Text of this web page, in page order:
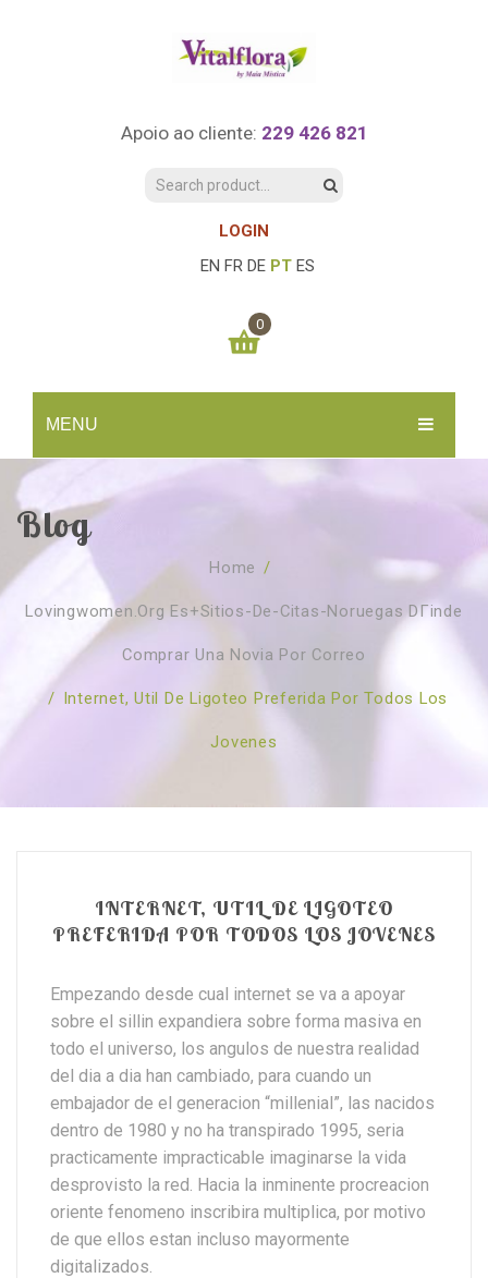
Apoio ao cliente: 229 426 821
LOGIN
EN FR DE PT ES
MENU
SOBRE NÓS
Quem Somos
Revenda
Publicações
Faqs
CURSOS
Agenda
Marcação Online
Florais St. Germain
TESTE ONLINE
CONSULTAS
Florais Sant Germain
SHOP
0
You have no items in your shopping cart
SUBTOTAL: 0.00€
Blog
Home /
Lovingwomen.org Es+sitios-De-Citas-Noruegas DГіnde
Comprar Una Novia Por Correo
/ Internet, Util De Ligoteo Preferida Por Todos Los
Jovenes
INTERNET, UTIL DE LIGOTEO
PREFERIDA POR TODOS LOS JOVENES
Empezando desde cual internet se va a apoyar
sobre el silli­n expandiera sobre forma masiva en
todo el universo, los angulos de nuestra realidad
del dia a dia han cambiado, para cuando un
embajador de el generacion “millenial”, las nacidos
dentro de 1980 y no ha transpirado 1995, seri­a
practicamente impracticable imaginarse la vida
desprovisto la red. Hacia la inminente procreacion
oriente fenomeno inscribira multiplica, por motivo
de que ellos estan incluso mayormente
digitalizados.